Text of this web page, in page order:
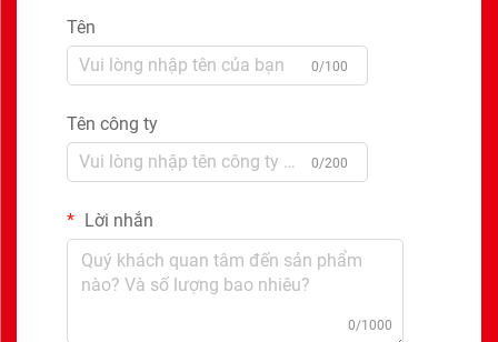
Tên
0/100
Tên công ty
0/200
Lời nhắn
0/1000